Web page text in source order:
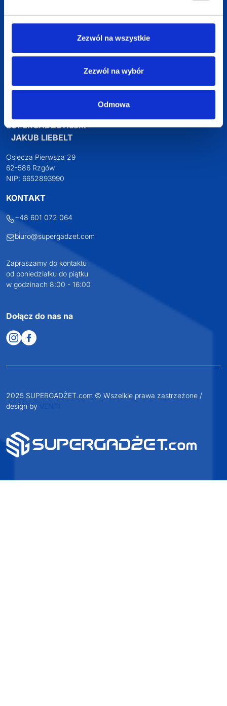
Zezwól na wszystkie
Zezwól na wybór
Odmowa
Profesjonalne doradztwo
SUPERGADŻET.com
JAKUB LIEBELT
Osiecza Pierwsza 29
62-586 Rzgów
NIP: 6652893990
KONTAKT
+48 601 072 064
biuro@supergadzet.com
Zapraszamy do kontaktu
od poniedziałku do piątku
w godzinach 8:00 - 16:00
Dołącz do nas na
2025 SUPERGADŻET.com © Wszelkie prawa zastrzeżone /
design by VENTI